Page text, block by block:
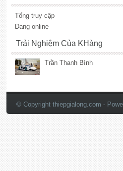
Tổng truy cập
Đang online
Trải Nghiệm Của KHàng
Trần Thanh Bình
© Copyright thiepgialong.com -